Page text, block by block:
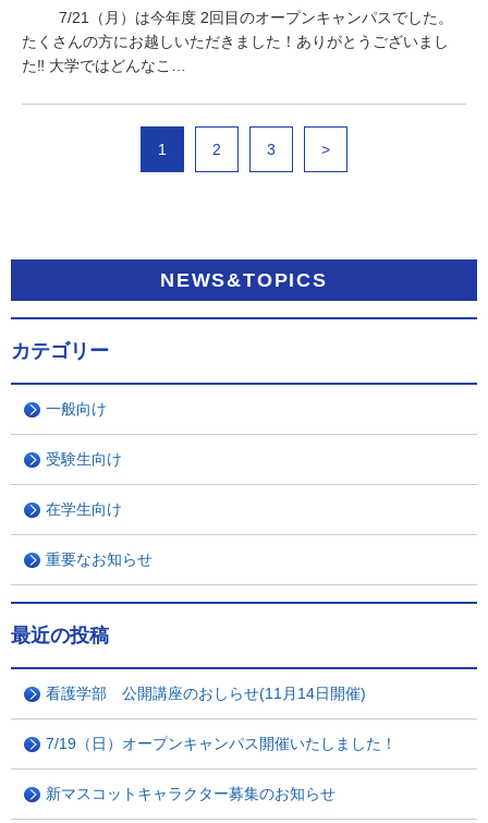
7/21（月）は今年度 2回目のオープンキャンパスでした。
たくさんの方にお越しいただきました！ありがとうございまし
た‼ 大学ではどんなこ…
1 2 3 >
NEWS&TOPICS
カテゴリー
一般向け
受験生向け
在学生向け
重要なお知らせ
最近の投稿
看護学部 公開講座のおしらせ(11月14日開催)
7/19（日）オープンキャンパス開催いたしました！
新マスコットキャラクター募集のお知らせ